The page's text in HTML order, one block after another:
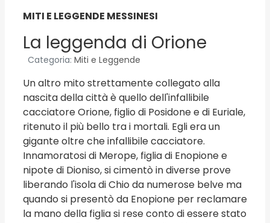
MITI E LEGGENDE MESSINESI
La leggenda di Orione
Categoria: Miti e Leggende
Un altro mito strettamente collegato alla
nascita della città è quello dell'infallibile
cacciatore Orione, figlio di Posidone e di Euriale,
ritenuto il più bello tra i mortali. Egli era un
gigante oltre che infallibile cacciatore.
Innamoratosi di Merope, figlia di Enopione e
nipote di Dioniso, si cimentò in diverse prove
liberando l'isola di Chio da numerose belve ma
quando si presentò da Enopione per reclamare
la mano della figlia si rese conto di essere stato